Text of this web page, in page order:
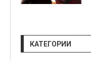
КАТЕГОРИИ